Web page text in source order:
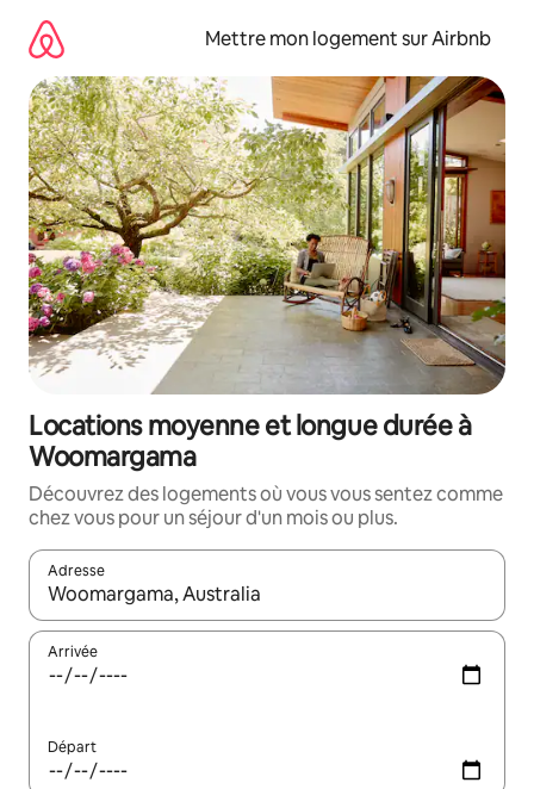
directement
contenu
Mettre mon logement sur Airbnb
Locations moyenne et longue durée à
Woomargama
Découvrez des logements où vous vous sentez comme
chez vous pour un séjour d'un mois ou plus.
Adresse
Lorsque les résultats s'affichent, utilisez les flèches vers le
Arrivée
Départ